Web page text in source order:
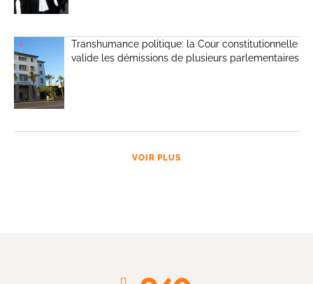
Transhumance politique: la Cour constitutionnelle
valide les démissions de plusieurs parlementaires
VOIR PLUS